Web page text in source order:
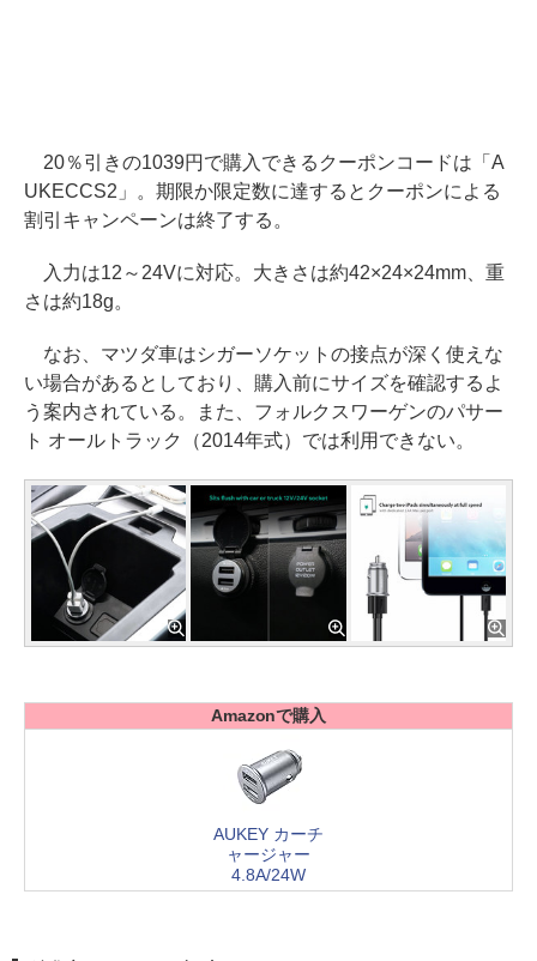
20％引きの1039円で購入できるクーポンコードは「A
UKECCS2」。期限か限定数に達するとクーポンによる
割引キャンペーンは終了する。
入力は12～24Vに対応。大きさは約42×24×24mm、重
さは約18g。
なお、マツダ車はシガーソケットの接点が深く使えな
い場合があるとしており、購入前にサイズを確認するよ
う案内されている。また、フォルクスワーゲンのパサー
ト オールトラック（2014年式）では利用できない。
Amazonで購入
AUKEY カーチ
ャージャー
4.8A/24W